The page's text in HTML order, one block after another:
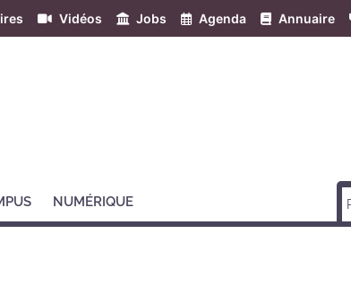
Vidéos Jobs Agenda Annuaire
NUMÉRIQUE